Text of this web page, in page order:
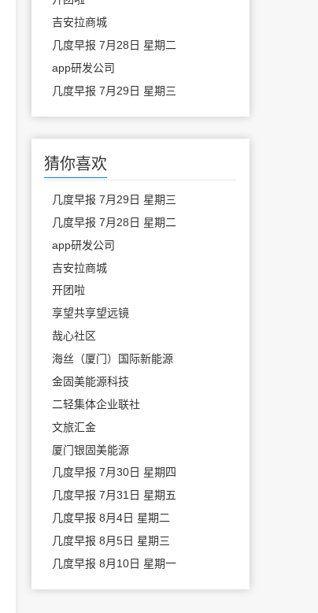
吉安拉商城
几度早报 7月28日 星期二
app研发公司
几度早报 7月29日 星期三
猜你喜欢
几度早报 7月29日 星期三
几度早报 7月28日 星期二
app研发公司
吉安拉商城
开团啦
享望共享望远镜
哉心社区
海丝（厦门）国际新能源
金固美能源科技
二轻集体企业联社
文旅汇金
厦门银固美能源
几度早报 7月30日 星期四
几度早报 7月31日 星期五
几度早报 8月4日 星期二
几度早报 8月5日 星期三
几度早报 8月10日 星期一